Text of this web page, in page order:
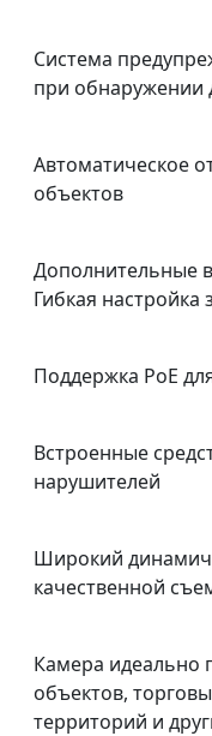
Система
при обнаружении
Автоматическое
объектов
Дополнительные
Гибкая
Поддержка PoE
Встроенные
нарушителей
Широкий
качественной
Камера идеально
объектов,
территорий и